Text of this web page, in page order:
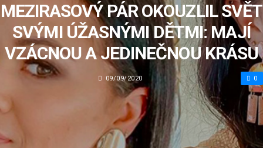
MEZIRASOVÝ PÁR OKOUZLIL SVĚT
SVÝMI ÚŽASNÝMI DĚTMI: MAJÍ
VZÁCNOU A JEDINEČNOU KRÁSU
09/09/2020 0